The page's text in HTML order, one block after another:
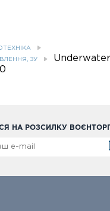
ЗУ
НА РОЗСИЛКУ ВОЄНТОРГ